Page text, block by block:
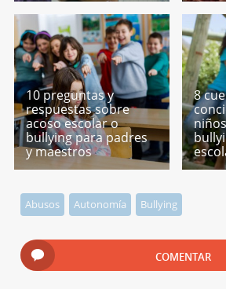
10 preguntas y
respuestas sobre
acoso escolar o
bullying para padres
y maestros
8
Abusos Autonomía Bullying
COMENTAR